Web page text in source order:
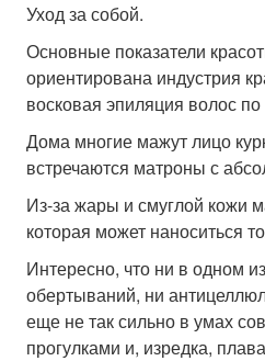
Уход за собой.
Основные показатели
ориентирована индустрия
восковая эпиляция волос
Дома многие мажут лицо
встречаются матроны с
Из-за жары и смуглой кожи
которая может наноситься
Интересно, что ни в одном
обертываний, ни
еще не так сильно в умах
прогулками и, изредка,